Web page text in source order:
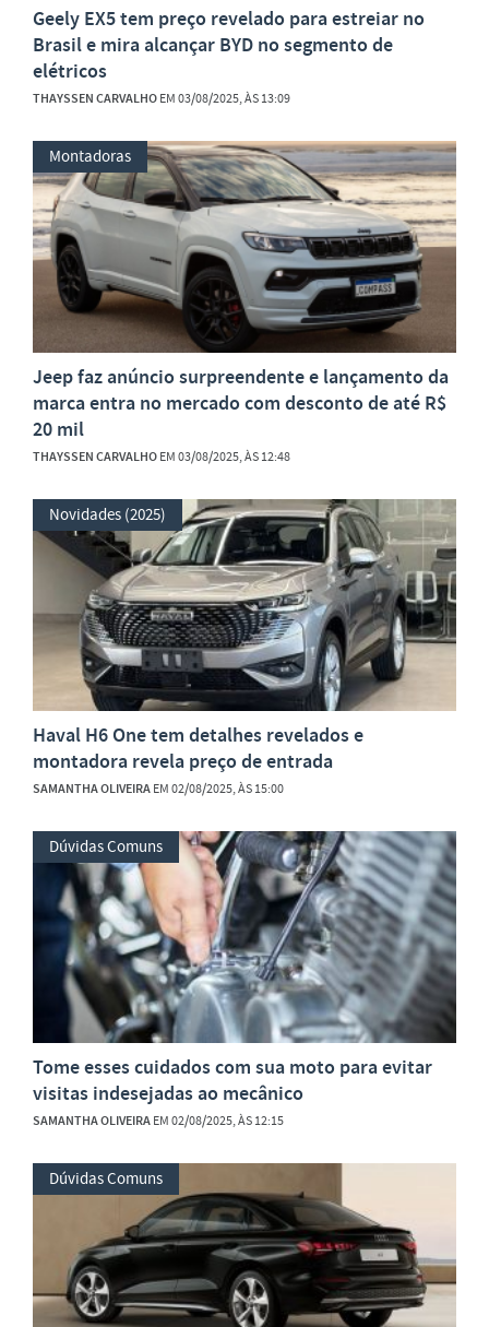
Geely EX5 tem preço revelado para estreiar no
Brasil e mira alcançar BYD no segmento de
elétricos
THAYSSEN CARVALHOEM 03/08/2025, ÀS 13:09
Montadoras
Jeep faz anúncio surpreendente e lançamento da
marca entra no mercado com desconto de até R$
20 mil
THAYSSEN CARVALHOEM 03/08/2025, ÀS 12:48
Novidades (2025)
Haval H6 One tem detalhes revelados e
montadora revela preço de entrada
SAMANTHA OLIVEIRAEM 02/08/2025, ÀS 15:00
Dúvidas Comuns
Tome esses cuidados com sua moto para evitar
visitas indesejadas ao mecânico
SAMANTHA OLIVEIRAEM 02/08/2025, ÀS 12:15
Dúvidas Comuns